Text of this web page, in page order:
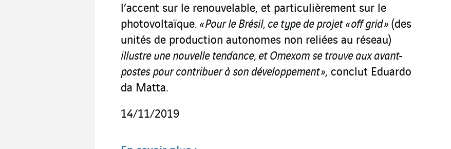
l’accent sur le renouvelable, et particulièrement sur le
photovoltaïque. « Pour le Brésil, ce type de projet « off grid » (des
unités de production autonomes non reliées au réseau)
illustre une nouvelle tendance, et Omexom se trouve aux avant-
postes pour contribuer à son développement », conclut Eduardo
da Matta.
14/11/2019